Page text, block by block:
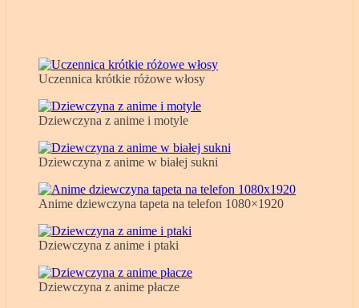
Uczennica krótkie różowe włosy
Dziewczyna z anime i motyle
Dziewczyna z anime w białej sukni
Anime dziewczyna tapeta na telefon 1080×1920
Dziewczyna z anime i ptaki
Dziewczyna z anime płacze